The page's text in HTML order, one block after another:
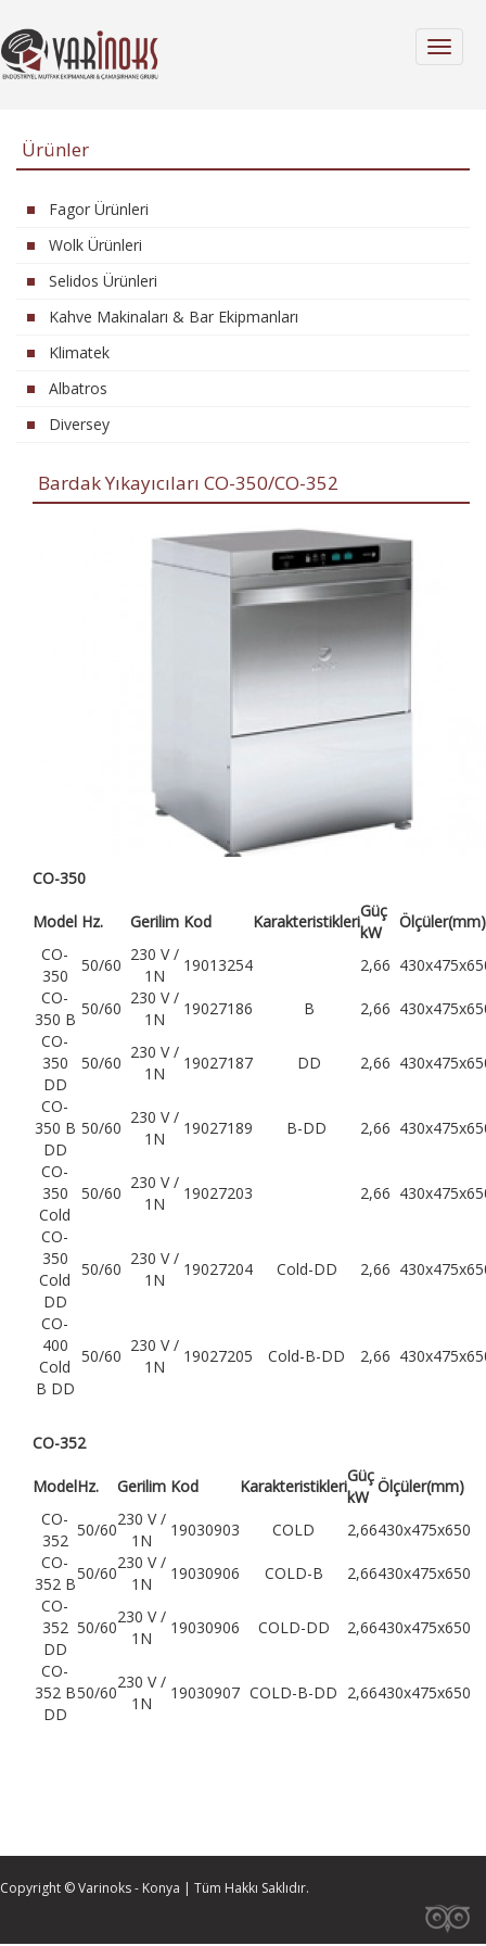
MENÜ
Ürünler
Fagor Ürünleri
Wolk Ürünleri
Selidos Ürünleri
Kahve Makinaları & Bar Ekipmanları
Klimatek
Albatros
Diversey
Bardak Yıkayıcıları CO-350/CO-352
CO-350
Model Hz. Gerilim Kod Karakteristikleri
Güç
kW
Ölçüler(mm)
CO-
350
50/60
230 V /
1N
19013254 2,66
CO-
350 B
50/60
230 V /
1N
19027186 B 2,66
CO-
350
DD
50/60
230 V /
1N
19027187 DD 2,66
CO-
350 B
DD
50/60
230 V /
1N
19027189 B-DD 2,66
CO-
350
Cold
50/60
230 V /
1N
19027203 2,66
CO-
350
Cold
DD
50/60
230 V /
1N
19027204 Cold-DD 2,66
CO-
400
Cold
B DD
50/60
230 V /
1N
19027205 Cold-B-DD 2,66
CO-352
ModelHz. Gerilim Kod Karakteristikleri
Güç
kW
Ölçüler(mm)
CO-
352
50/60
230 V /
1N
19030903 COLD 2,66430x475x650
CO-
352 B
50/60
230 V /
1N
19030906 COLD-B 2,66430x475x650
CO-
352
DD
50/60
230 V /
1N
19030906 COLD-DD 2,66430x475x650
CO-
352 B
DD
50/60
230 V /
1N
19030907 COLD-B-DD 2,66430x475x650
Copyright © Varinoks - Konya | Tüm Hakkı Saklıdır.